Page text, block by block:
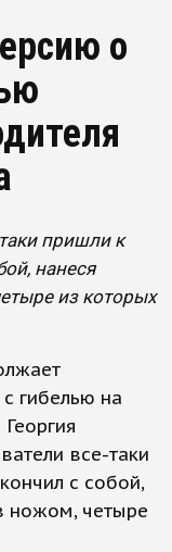
о
пришли к
нанеся
из которых
гибелью на
все-таки
с собой,
ножом, четыре